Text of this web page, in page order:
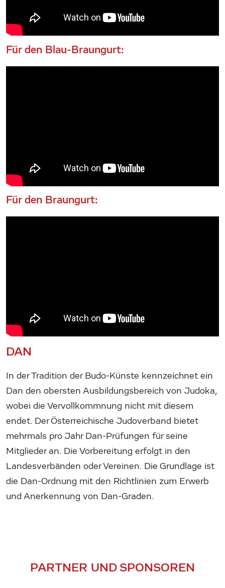
Für den Blau-Braungurt:
Für den Braungurt:
DAN
In der Tradition der Budo-Künste kennzeichnet ein
Dan den obersten Ausbildungsbereich von Judoka,
wobei die Vervollkommnung nicht mit diesem
endet. Der Österreichische Judoverband bietet
mehrmals pro Jahr Dan-Prüfungen für seine
Mitglieder an. Die Vorbereitung erfolgt in den
Landesverbänden oder Vereinen. Die Grundlage ist
die Dan-Ordnung mit den Richtlinien zum Erwerb
und Anerkennung von Dan-Graden.
PARTNER UND SPONSOREN